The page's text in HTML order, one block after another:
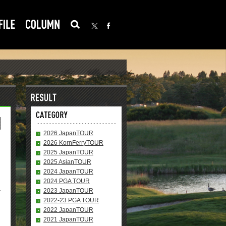
2026 JapanTOUR
2026 KornFerryTOUR
2025 JapanTOUR
2025 AsianTOUR
2024 JapanTOUR
2024 PGA TOUR
2023 JapanTOUR
2022-23 PGA TOUR
2022 JapanTOUR
2021 JapanTOUR